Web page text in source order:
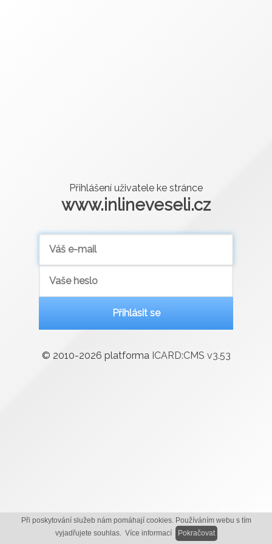
Přihlášení uživatele ke stránce
www.inlineveseli.cz
Přihlásit se
© 2010-2026 platforma ICARD:CMS v3.53
Při poskytování služeb nám pomáhají cookies. Používáním webu s tím
vyjadřujete souhlas. Více informací Pokračovat